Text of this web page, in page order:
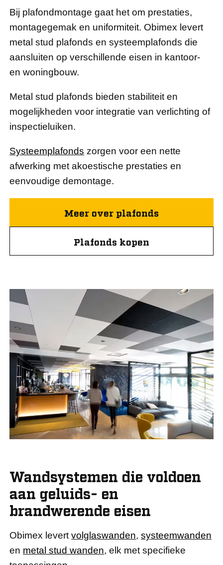
Bij plafondmontage gaat het om prestaties,
montagegemak en uniformiteit. Obimex levert
metal stud plafonds en systeemplafonds die
aansluiten op verschillende eisen in kantoor-
en woningbouw.
Metal stud plafonds bieden stabiliteit en
mogelijkheden voor integratie van verlichting of
inspectieluiken.
Systeemplafonds zorgen voor een nette
afwerking met akoestische prestaties en
eenvoudige demontage.
Meer over plafonds
Plafonds kopen
Wandsystemen die voldoen
aan geluids- en
brandwerende eisen
Obimex levertvolglaswanden,systeemwanden
en metal stud wanden, elk met specifieke